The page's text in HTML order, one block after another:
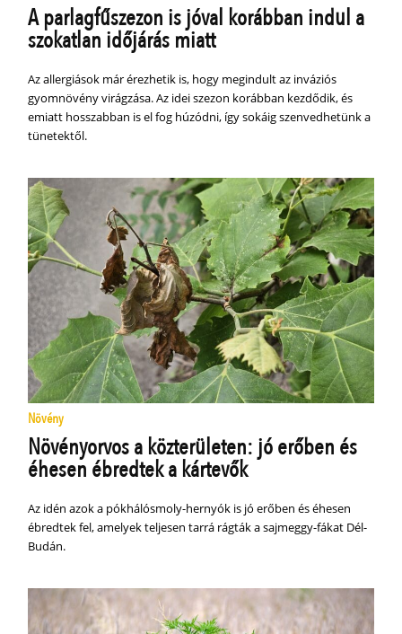
A parlagfűszezon is jóval korábban indul a
szokatlan időjárás miatt
Az allergiások már érezhetik is, hogy megindult az inváziós
gyomnövény virágzása. Az idei szezon korábban kezdődik, és
emiatt hosszabban is el fog húzódni, így sokáig szenvedhetünk a
tünetektől.
Növény
Növényorvos a közterületen: jó erőben és
éhesen ébredtek a kártevők
Az idén azok a pókhálósmoly-her­nyók is jó erőben és éhesen
ébredtek fel, amelyek teljesen tarrá rágták a sajmeggy-fákat Dél-
Budán.